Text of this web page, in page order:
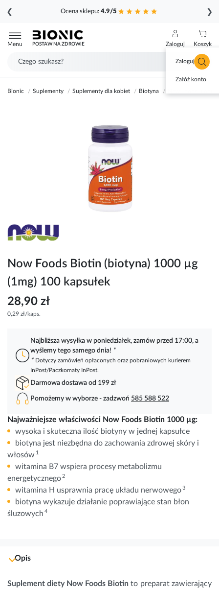
Ocena sklepu: 4.9/5
❮ ❯
do
treści
Menu POSTAW NA ZDROWIE Zaloguj
Zaloguj się
Załóż konto
Koszyk
Bionic Suplementy Suplementy dla kobiet Biotyna
na
początek
Now Foods Biotin (biotyna) 1000 µg
(1mg) 100 kapsułek
28,90 zł
0,29 zł/kaps.
Najbliższa wysyłka w poniedziałek, zamów przed 17:00, a
wyślemy tego samego dnia! *
* Dotyczy zamówień opłaconych oraz pobraniowych kurierem
InPost/Paczkomaty InPost.
Darmowa dostawa od 199 zł
Pomożemy w wyborze - zadzwoń 585 588 522
Najważniejsze właściwości Now Foods Biotin 1000 µg:
wysoka i skuteczna ilość biotyny w jednej kapsułce
biotyna jest niezbędna do zachowania zdrowej skóry i
włosów1
witamina B7 wspiera procesy metabolizmu
energetycznego2
witamina H usprawnia pracę układu nerwowego3
biotyna wykazuje działanie poprawiające stan błon
śluzowych4
Opis
Suplement diety Now Foods Biotin to preparat zawierający